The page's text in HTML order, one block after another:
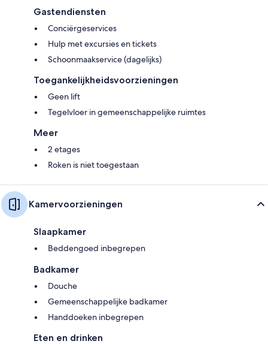
Gastendiensten
Conciërgeservices
Hulp met excursies en tickets
Schoonmaakservice (dagelijks)
Toegankelijkheidsvoorzieningen
Geen lift
Tegelvloer in gemeenschappelijke ruimtes
Meer
2 etages
Roken is niet toegestaan
Kamervoorzieningen
Slaapkamer
Beddengoed inbegrepen
Badkamer
Douche
Gemeenschappelijke badkamer
Handdoeken inbegrepen
Eten en drinken